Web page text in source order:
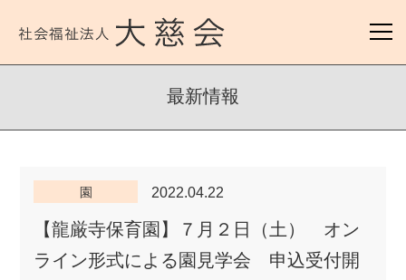
最新情報
園 2022.04.22
【龍厳寺保育園】７月２日（土） オン
ライン形式による園見学会 申込受付開